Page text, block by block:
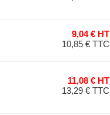
9,04 € HT
10,85 € TTC
11,08 € HT
13,29 € TTC